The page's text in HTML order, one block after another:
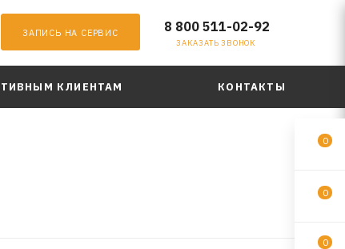
ЗАПИСЬ НА СЕРВИС 8 800 511-02-92
ЗАКАЗАТЬ ЗВОНОК
КЛИЕНТАМ КОНТАКТЫ
0
0
0